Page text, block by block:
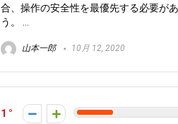
合、操作の安全性を最優先する必要が
う。 ...
山本一郎 10月 12, 2020
1